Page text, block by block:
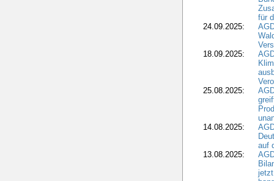
für
24.09.2025:
18.09.2025:
25.08.2025:
14.08.2025:
auf
13.08.2025: